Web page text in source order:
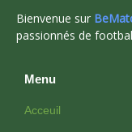
Bienvenue sur
passionnés de
Menu
Acceuil